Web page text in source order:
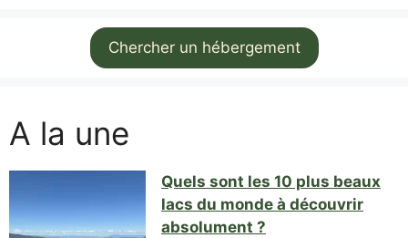
Chercher un hébergement
A la une
Quels sont les 10 plus beaux
lacs du monde à découvrir
absolument ?